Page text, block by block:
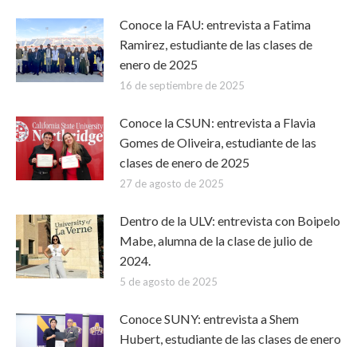
Conoce la FAU: entrevista a Fatima
Ramirez, estudiante de las clases de
enero de 2025
16 de septiembre de 2025
Conoce la CSUN: entrevista a Flavia
Gomes de Oliveira, estudiante de las
clases de enero de 2025
27 de agosto de 2025
Dentro de la ULV: entrevista con Boipelo
Mabe, alumna de la clase de julio de
2024.
5 de agosto de 2025
Conoce SUNY: entrevista a Shem
Hubert, estudiante de las clases de enero